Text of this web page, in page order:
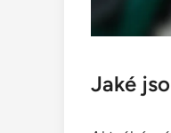
Jaké